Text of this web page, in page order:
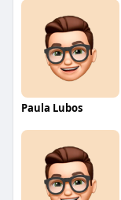
Paula Lubos